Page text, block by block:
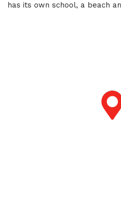
has its own school, a beach